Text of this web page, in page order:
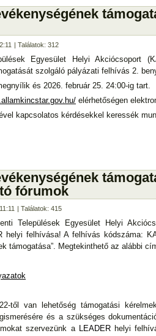
| Találatok: 312
Egyesület Helyi Akciócsoport
szolgáló pályázati felhívás 2.
és 2026. február 25. 24:00-ig tart.
elérhetőségen
kapcsolatos kérdésekkel keressék
fórumok
| Találatok: 415
Települések Egyesület Helyi
helyi felhívása! A felhívás kódszáma:
támogatása”. Megtekinthető az alábbi
től van lehetőség támogatási
és a szükséges
szervezünk a LEADER helyi